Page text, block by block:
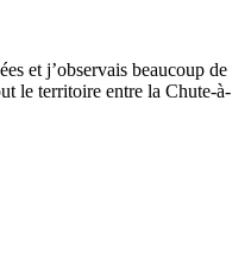
et j’observais beaucoup de
le territoire entre la Chute-à-